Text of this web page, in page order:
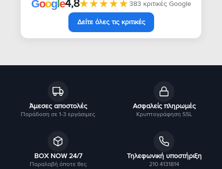
Άμεσες αποστολές
Παράδοση σε 1-3 εργάσιμες
Ασφαλείς πληρωμές
Κρυπτογράφηση SSL
BOX NOW 24/7
Παραλαβή όποτε θες
Τηλεφωνική υποστήριξη
210 4131814
Google4,8★★★★★
★★★★★ 383 κριτικές Google
Δείτε όλες τις κριτικές